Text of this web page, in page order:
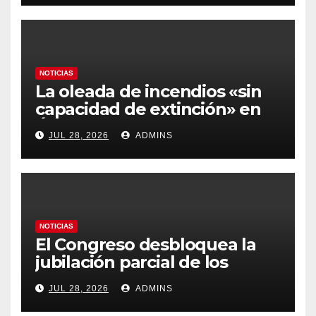
y los hoteles disparados
NOTICIAS
La oleada de incendios «sin
capacidad de extinción» en
Ávila y al oeste de Madrid
obliga a declarar la
emergencia nacional
JUL 28, 2026 ADMINS
NOTICIAS
El Congreso desbloquea la
jubilación parcial de los
trabajadores laborales del
sector público
JUL 28, 2026 ADMINS